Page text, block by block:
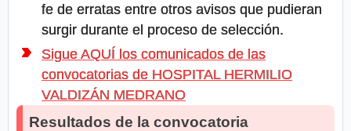
fe de erratas entre otros avisos que pudieran
surgir durante el proceso de selección.
Sigue AQUÍ los comunicados de las
convocatorias de HOSPITAL HERMILIO
VALDIZÁN MEDRANO
Resultados de la convocatoria